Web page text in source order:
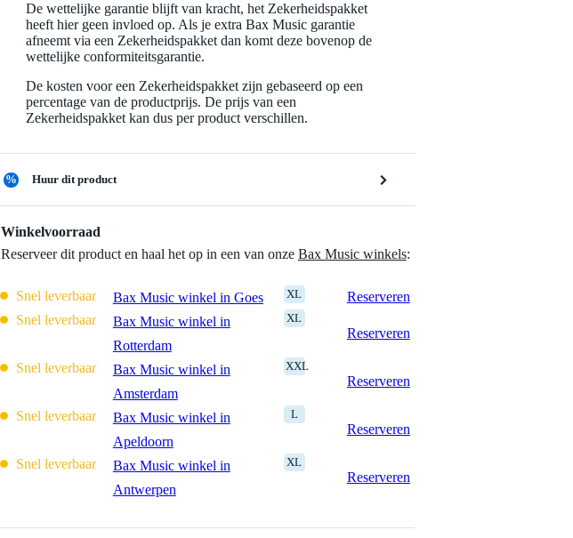
De wettelijke garantie blijft van kracht, het Zekerheidspakket
heeft hier geen invloed op. Als je extra Bax Music garantie
afneemt via een Zekerheidspakket dan komt deze bovenop de
wettelijke conformiteitsgarantie.
De kosten voor een Zekerheidspakket zijn gebaseerd op een
percentage van de productprijs. De prijs van een
Zekerheidspakket kan dus per product verschillen.
% Huur dit product
Winkelvoorraad
Reserveer dit product en haal het op in een van onze Bax Music winkels:
Snel leverbaar Bax Music winkel in Goes XL
Reserveren
Snel leverbaar
Bax Music winkel in
Rotterdam
XL
Reserveren
Snel leverbaar
Bax Music winkel in
Amsterdam
XXL
Reserveren
Snel leverbaar
Bax Music winkel in
Apeldoorn
L
Reserveren
Snel leverbaar
Bax Music winkel in
Antwerpen
XL
Reserveren